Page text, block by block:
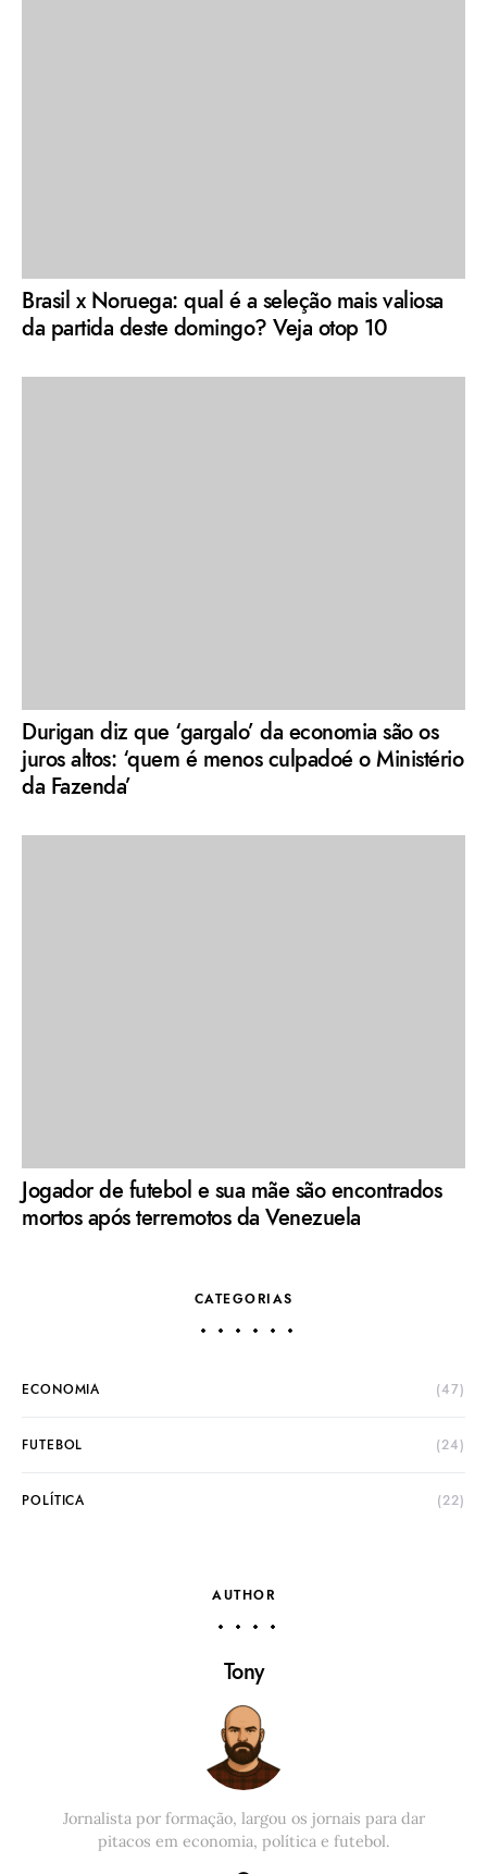
Brasil x Noruega: qual é a seleção mais valiosa
da partida deste domingo? Veja otop 10
Durigan diz que ‘gargalo’ da economia são os
juros altos: ‘quem é menos culpadoé o Ministério
da Fazenda’
Jogador de futebol e sua mãe são encontrados
mortos após terremotos da Venezuela
CATEGORIAS
ECONOMIA (47)
FUTEBOL (24)
POLÍTICA (22)
AUTHOR
Tony
Jornalista por formação, largou os jornais para dar
pitacos em economia, política e futebol.